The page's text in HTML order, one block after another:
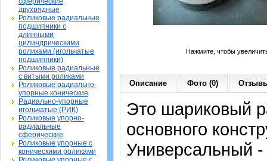
двухрядные
Роликовые радиальные
подшипники с
длинными
цилиндрическими
роликами (игольчатые
подшипники)
Роликовые радиальные
с витыми роликами
Роликовые радиально-
упорные конические
Радиально-упорные
игольчатые (РИК)
Роликовые упорно-
радиальные
сферические
Роликовые упорные с
коническими роликами
Нажмите, чтобы
Описание Фото (0)
Это шариковый
основного
Универсальный